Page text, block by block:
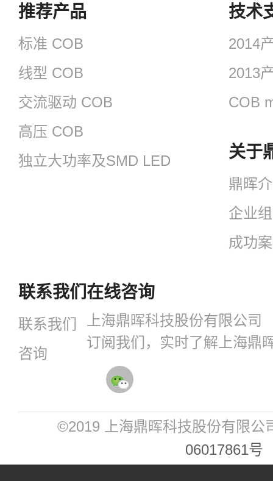
推荐产品
标准 COB
线型 COB
交流驱动 COB
高压 COB
独立大功率及SMD LED
技术
2014
2013
COB
关于
鼎晖
企业
成功
联系我们
联系我们
咨询
在线咨询
上海鼎晖科技股份有限公司
订阅我们，实时了解上海鼎
©2019 上海鼎晖科技股份有限公
06017861号